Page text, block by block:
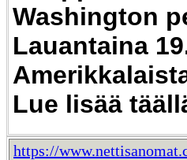
Washington
Lauantaina
Lue lisää tää
https://